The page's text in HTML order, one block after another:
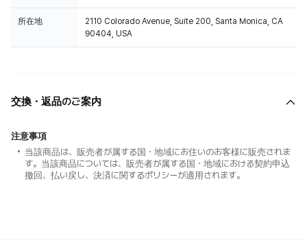
所在地
2110 Colorado Avenue, Suite 200, Santa Monica, CA
90404, USA
交換・返品のご案内
注意事項
当該商品は、販売者が属する国・地域にお住いのお客様に販売されま
す。当該商品については、販売者が属する国・地域における契約申込
撤回、払い戻し、決済に関するポリシーが適用されます。